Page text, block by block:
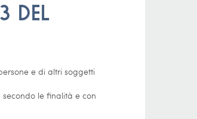
DEL
e di altri soggetti
le finalità e con